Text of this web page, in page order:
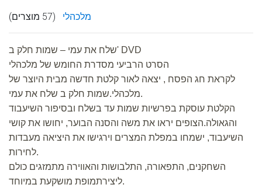
מלכהלי (57 מוצרים)
שלח את עמי – שמות חלק ב' DVD
הסרט הרביעי מסדרת החומש של מלכהלי
לקראת חג הפסח , יצאה לאור קלטת חדשה מבית היוצר של
מלכהלי.שמות חלק ב שלח את עמי.
הקלטת עוסקת בפרשיות שמות עד בשלח ובסיפור השיעבוד
והגאולה.הצופים יראו את משה והסנה הבוער, יחושו את קושי
השיעבוד, ישמחו במפלת המצרים וירגישו את היציאה מעבדות
לחירות.
השחקנים, התפאורה, התלבושות והאווירה מתמזגים כולם
ליצירתמופת מושקעת במיוחד.